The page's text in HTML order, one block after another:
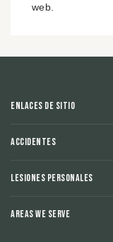
web.
Enlaces de sitio
Accidentes
Lesiones Personales
Areas We Serve